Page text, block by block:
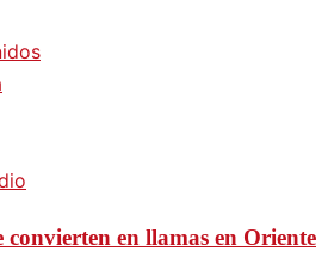
convierten en llamas en Oriente